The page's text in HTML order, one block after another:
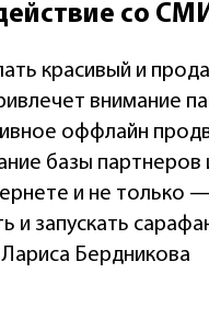
со
красивый и
внимание
оффлайн
базы партнеров
и не только
и запускать
Бердникова